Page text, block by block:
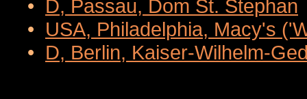
• D, Passau, Dom St. Stephan
• USA, Philadelphia, Macy's
• D, Berlin, Kaiser-Wilhelm-